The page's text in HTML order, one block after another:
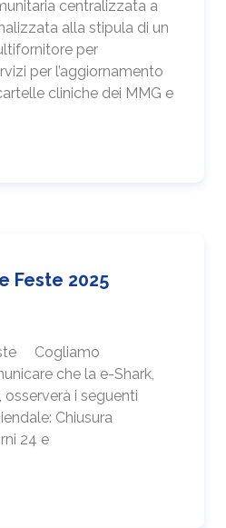
centralizzata a
alla stipula di un
per
per l’aggiornamento
cliniche dei MMG e
Feste 2025
Cogliamo
che la e-Shark,
i seguenti
Chiusura
24 e